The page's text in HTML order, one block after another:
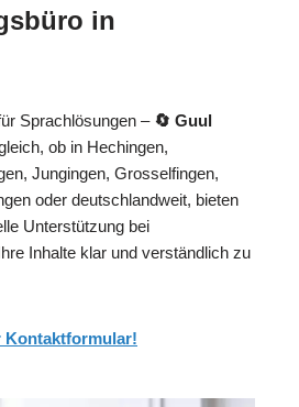
in
Sprachlösungen – 🔄 Guul
ob in Hechingen,
Jungingen, Grosselfingen,
oder deutschlandweit, bieten
Unterstützung bei
Inhalte klar und verständlich zu
Kontaktformular!